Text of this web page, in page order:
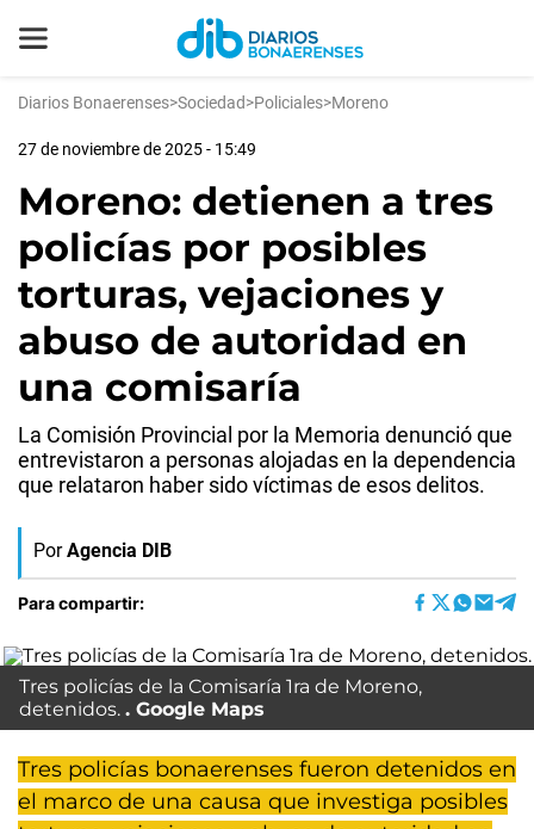
Diarios Bonaerenses>Sociedad>Policiales>Moreno
27 de noviembre de 2025 - 15:49
Moreno: detienen a tres
policías por posibles
torturas, vejaciones y
abuso de autoridad en
una comisaría
La Comisión Provincial por la Memoria denunció que
entrevistaron a personas alojadas en la dependencia
que relataron haber sido víctimas de esos delitos.
Por Agencia DIB
Para compartir:
Tres policías de la Comisaría 1ra de Moreno,
detenidos.
Google Maps
Tres policías bonaerenses fueron detenidos en
el marco de una causa que investiga posibles